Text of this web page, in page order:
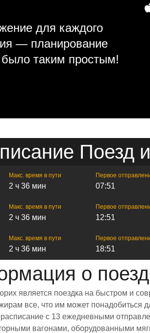
для каждого
— планирование
было таким простым!
Поезд
Макс. время в пути
2 ч 36 мин
Первое
07:51
Макс. время в пути
2 ч 36 мин
Первое
12:51
Макс. время в пути
2 ч 36 мин
Первое
18:51
о
является поездка на быстром и
все, что им может понадобиться
с 13 ежедневными
вагонами, оборудованными